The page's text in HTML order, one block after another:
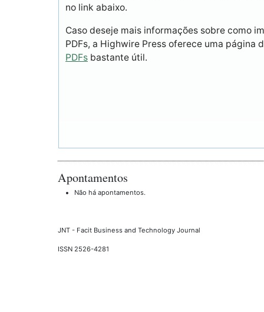
no link abaixo.
Caso deseje mais informações sobre como
PDFs, a Highwire Press oferece uma página
PDFs bastante útil.
Apontamentos
Não há apontamentos.
JNT - Facit Business and Technology Journal
ISSN 2526-4281